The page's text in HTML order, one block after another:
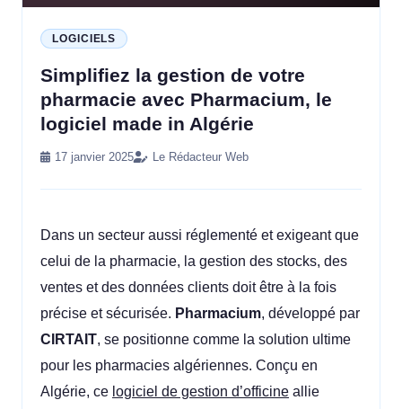
LOGICIELS
Simplifiez la gestion de votre
pharmacie avec Pharmacium, le
logiciel made in Algérie
17 janvier 2025 Le Rédacteur Web
Dans un secteur aussi réglementé et exigeant que
celui de la pharmacie, la gestion des stocks, des
ventes et des données clients doit être à la fois
précise et sécurisée. Pharmacium, développé par
CIRTAIT, se positionne comme la solution ultime
pour les pharmacies algériennes. Conçu en
Algérie, ce logiciel de gestion d’officine allie